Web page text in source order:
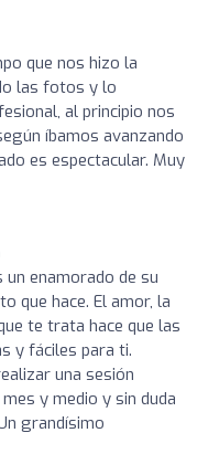
que nos hizo la
las fotos y lo
al principio nos
íbamos avanzando
es espectacular. Muy
un enamorado de su
que hace. El amor, la
te trata hace que las
y fáciles para ti.
una sesión
y medio y sin duda
grandísimo